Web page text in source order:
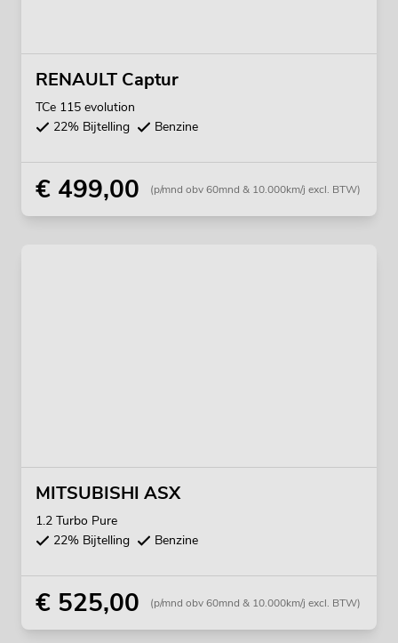
RENAULT Captur
TCe 115 evolution
22% Bijtelling
Benzine
€ 499,00 (p/mnd obv 60mnd & 10.000km/j excl. BTW)
MITSUBISHI ASX
1.2 Turbo Pure
22% Bijtelling
Benzine
€ 525,00 (p/mnd obv 60mnd & 10.000km/j excl. BTW)